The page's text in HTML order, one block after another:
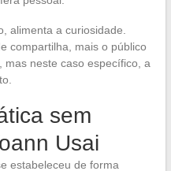
alimenta a curiosidade.
compartilha, mais o público
mas neste caso específico, a
sem
Usai
estabeleceu de forma